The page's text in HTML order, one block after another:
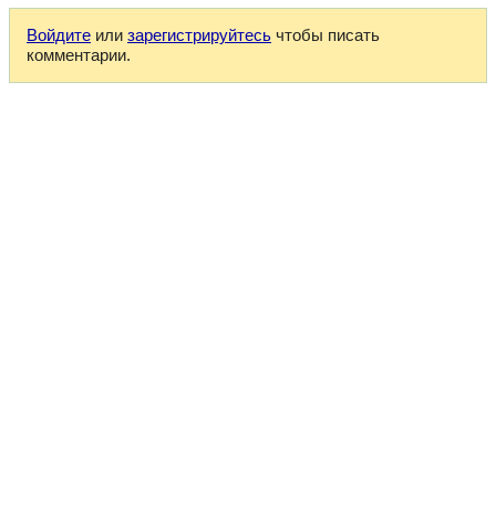
Войдите или зарегистрируйтесь чтобы писать
комментарии.